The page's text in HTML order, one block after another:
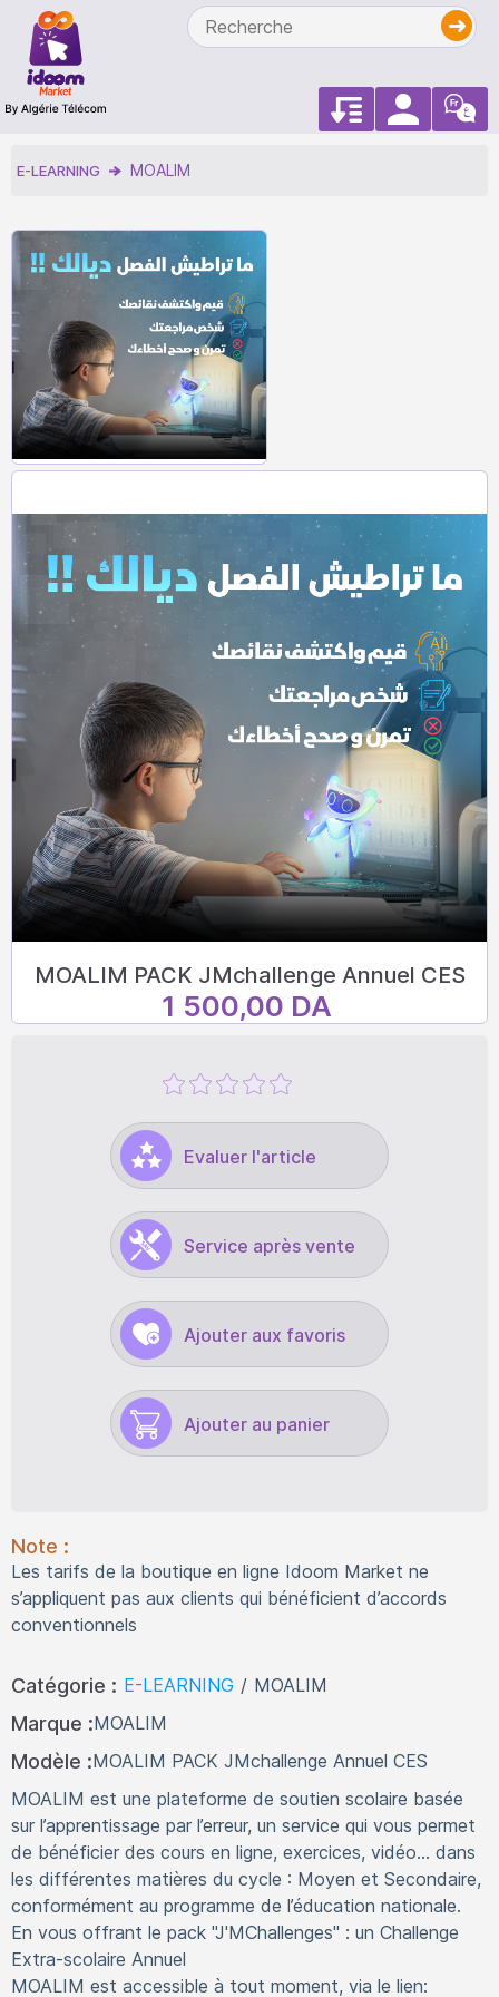
E-LEARNING MOALIM
MOALIM PACK JMchallenge Annuel CES
1 500,00 DA
Evaluer l'article
Service après vente
Ajouter aux favoris
Note :
Les tarifs de la boutique en ligne Idoom Market ne
s’appliquent pas aux clients qui bénéficient d’accords
conventionnels
Catégorie : E-LEARNING / MOALIM
Marque :MOALIM
Modèle :MOALIM PACK JMchallenge Annuel CES
MOALIM est une plateforme de soutien scolaire basée
sur l’apprentissage par l’erreur, un service qui vous permet
de bénéficier des cours en ligne, exercices, vidéo... dans
les différentes matières du cycle : Moyen et Secondaire,
conformément au programme de l’éducation nationale.
En vous offrant le pack "J'MChallenges" : un Challenge
Extra-scolaire Annuel
MOALIM est accessible à tout moment, via le lien: